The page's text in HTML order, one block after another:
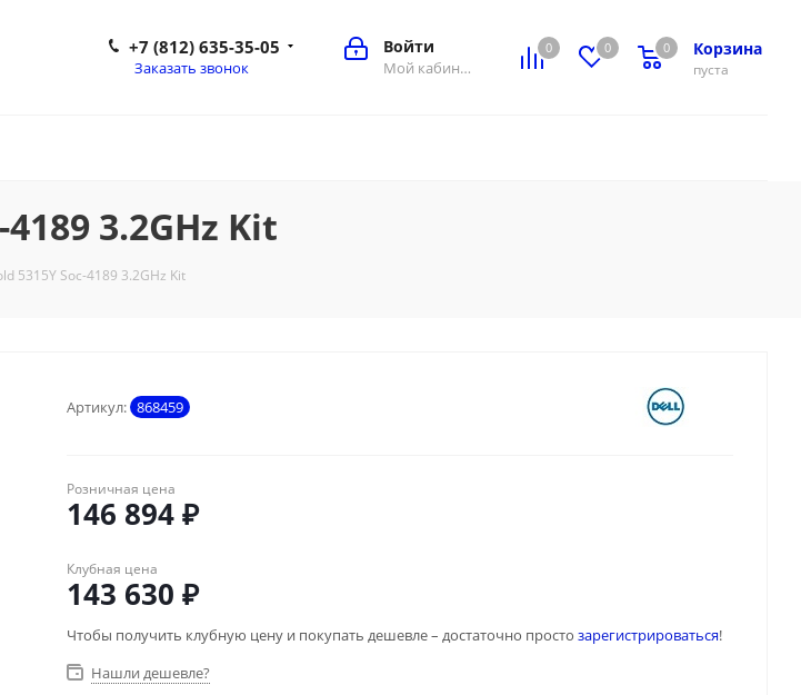
0 0 Корзина
0
пуста
0
Войти
Мой кабинет
+7 (812) 635-35-05
Заказать звонок
3.2GHz Kit
5315Y Soc-4189 3.2GHz Kit
Артикул: 868459
Розничная цена
146 894₽
Клубная цена
143 630 ₽
Чтобы получить клубную цену и покупать дешевле – достаточно просто зарегистрироваться!
Нашли дешевле?